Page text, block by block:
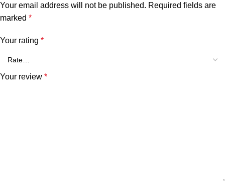
Your email address will not be published. Required fields are
marked *
Your rating *
Your review *